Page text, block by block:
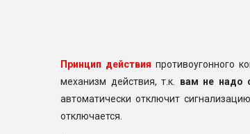
Принцип действия противоугонного
механизм действия, т.к. вам не надо
автоматически отключит
отключается.